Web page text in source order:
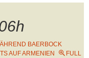
BAERBOCK
AUF ARMENIEN
FULL